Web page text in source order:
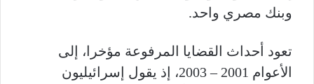
وبنك مصري واحد.
تعود أحداث القضايا المرفوعة مؤخرا، إلى
الأعوام 2001 – 2003، إذ يقول إسرائيليون